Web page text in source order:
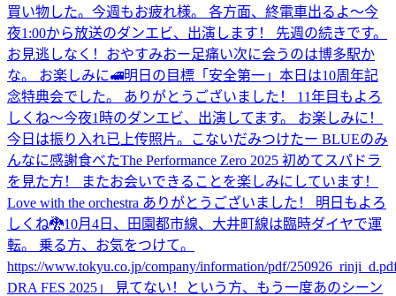
買い物した。 今週もお疲れ様。 各方面、終電車出るよ〜今
夜1:00から放送のダンエビ、出演します！ 先週の続きです。
お見逃しなく！ おやすみおー足痛い次に会うのは博多駅か
な。 お楽しみに🚅明日の目標「安全第一」 本日は10周年記
念特典会でした。 ありがとうございました！ 11年目もよろ
しくね〜今夜1時のダンエビ、出演してます。 お楽しみに！
今日は振り入れ已上传照片。
こないだみつけたー BLUEのみ
んなに感謝食べたThe Performance Zero 2025 初めてスパドラ
を見た方！ またお会いできることを楽しみにしています！
Love with the orchestra ありがとうございました！ 明日もよろ
しくね🐉10月4日、田園都市線、大井町線は臨時ダイヤで運
転。 乗る方、お気をつけて。
https://www.tokyu.co.jp/company/information/pdf/
DRA FES 2025」 見てない！という方、もう一度あのシーン